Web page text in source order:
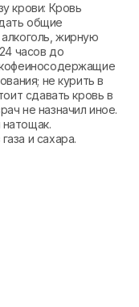
крови: Кровь
общие
жирную
часов до
кофеиносодержащие
не курить в
сдавать кровь в
не назначил иное.
и сахара.